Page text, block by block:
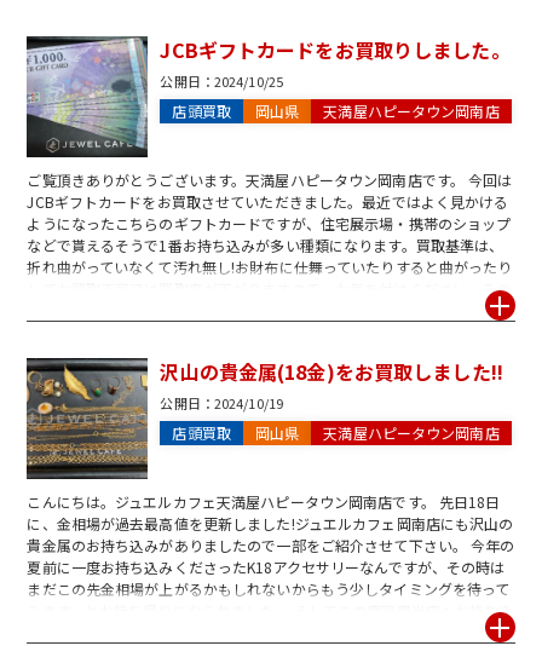
JCBギフトカードをお買取りしました。
公開日： 2024/10/25
店頭買取 岡山県 天満屋ハピータウン岡南店
ご覧頂きありがとうございます。天満屋ハピータウン岡南店です。 今回は
JCBギフトカードをお買取させていただきました。最近ではよく見かける
ようになったこちらのギフトカードですが、住宅展示場・携帯のショップ
などで貰えるそうで1番お持ち込みが多い種類になります。買取基準は、
折れ曲がっていなくて汚れ無し!お財布に仕舞っていたりすると曲がったり
してお買取不可又は買取率が下がりますので、お気を付けください。その
他にも、郵便局では現物交換になってしまう切手やハガキもジュエルカフ
いませ!!
沢山の貴金属(18金)をお買取しました!!
公開日： 2024/10/19
店頭買取 岡山県 天満屋ハピータウン岡南店
こんにちは。ジュエルカフェ天満屋ハピータウン岡南店です。 先日18日
に、金相場が過去最高値を更新しました!ジュエルカフェ岡南店にも沢山の
貴金属のお持ち込みがありましたので一部をご紹介させて下さい。 今年の
夏前に一度お持ち込みくださったK18アクセサリーなんですが、その時は
まだこの先金相場が上がるかもしれないからもう少しタイミングを待って
みます、とお持ち帰りになられました。 そしてこの度再度当店へお持ち込
みくださった結果、高価買取となりお客様も相場が上がるのを待って良か